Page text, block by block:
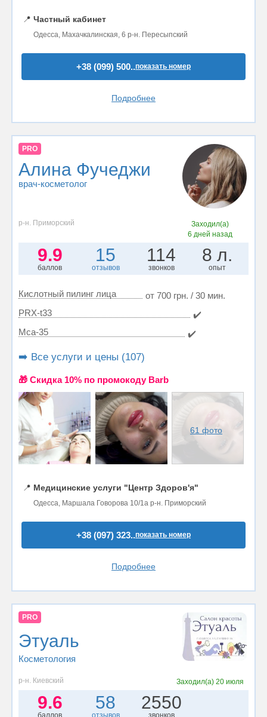
📍 Частный кабинет
Одесса, Махачкалинская, 6 р-н. Пересыпский
+38 (099) 500..показать номер
Подробнее
PRO
Алина Фучеджи
врач-косметолог
р-н. Приморский
Заходил(а)
6 дней назад
9.9
баллов
15
отзывов
114
звонков
8 л.
опыт
Кислотный пилинг лица
от 700 грн. / 30 мин.
PRX-t33
✔️
Mса-35
✔️
➡️ Все услуги и цены (107)
🎁 Cкидка 10% по промокоду Barb
61 фото
📍 Медицинские услуги "Центр Здоров'я"
Одесса, Маршала Говорова 10/1а р-н. Приморский
+38 (097) 323..показать номер
Подробнее
PRO
Этуаль
Косметология
р-н. Киевский Заходил(а)20 июля
9.6 58 2550